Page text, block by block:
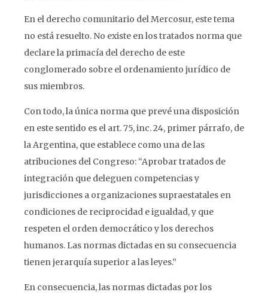
En el derecho comunitario del Mercosur, este tema
no está resuelto. No existe en los tratados norma que
declare la primacía del derecho de este
conglomerado sobre el ordenamiento jurídico de
sus miembros.
Con todo, la única norma que prevé una disposición
en este sentido es el art. 75, inc. 24, primer párrafo, de
la Argentina, que establece como una de las
atribuciones del Congreso: “Aprobar tratados de
integración que deleguen competencias y
jurisdicciones a organizaciones supraestatales en
condiciones de reciprocidad e igualdad, y que
respeten el orden democrático y los derechos
humanos. Las normas dictadas en su consecuencia
tienen jerarquía superior a las leyes.”
En consecuencia, las normas dictadas por los